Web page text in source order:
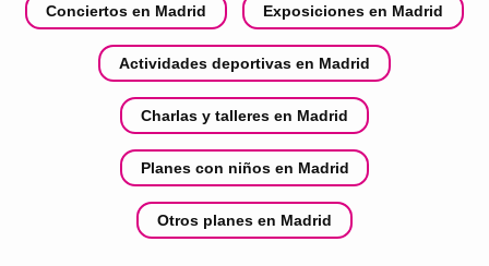
Conciertos en Madrid Exposiciones en Madrid
Actividades deportivas en Madrid
Charlas y talleres en Madrid
Planes con niños en Madrid
Otros planes en Madrid